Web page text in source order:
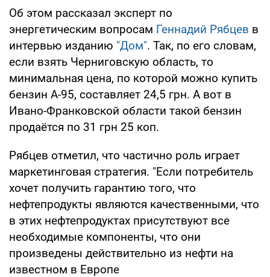
Об этом рассказал эксперт по
энергетическим вопросам Геннадий Рябцев в
интервью изданию "Дом". Так, по его словам,
если взять Черниговскую область, то
минимальная цена, по которой можно купить
бензин А-95, составляет 24,5 грн. А вот в
Ивано-Франковской области такой бензин
продаётся по 31 грн 25 коп.
Рябцев отметил, что частично роль играет
маркетинговая стратегия. "Если потребитель
хочет получить гарантию того, что
нефтепродукты являются качественными, что
в этих нефтепродуктах присутствуют все
необходимые компоненты, что они
произведены действительно из нефти на
известном в Европе